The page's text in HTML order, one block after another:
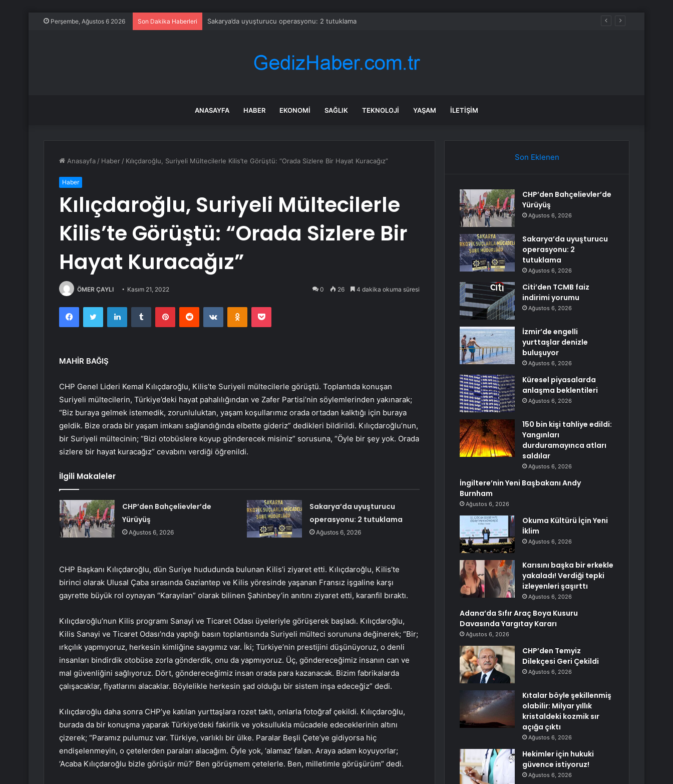
Perşembe, Ağustos 6 2026 Son Dakika Haberleri Sakarya’da uyuşturucu operasyonu: 2 tutuklama
ANASAYFA HABER EKONOMI SAĞLIK TEKNOLOJI YAŞAM İLETIŞIM
Anasayfa / Haber / Kılıçdaroğlu, Suriyeli Mültecilerle Kilis’te Görüştü: “Orada Sizlere Bir Hayat Kuracağız”
Haber
Kılıçdaroğlu, Suriyeli Mültecilerle
Kilis’te Görüştü: “Orada Sizlere Bir
Hayat Kuracağız”
ÖMER ÇAYLI Kasım 21, 2022 0 26 4 dakika okuma süresi
FacebookTwitter LinkedInTumblr PinterestReddit VKontakteOdnoklassniki
Pocket
MAHİR BAĞIŞ
CHP Genel Lideri Kemal Kılıçdaroğlu, Kilis’te Suriyeli mültecilerle görüştü. Toplantıda konuşan
Suriyeli mültecilerin, Türkiye’deki hayat pahalılığından ve Zafer Partisi’nin söylemlerinden yakınarak;
“Biz buraya gelmek istemedik, zorunluluktan, yaşam koşullarımız orada ortadan kalktığı için buraya
geldik. Bize orada bir yaşam imkanı sağlandığında elbette gideriz” dedikleri bildirildi. Kılıçdaroğlu’nun,
bir Suriyeli mültecinin; “Bizi otobüslere koyup gönderecek misiniz” sorusuna, “Öyle bir şey yok. Orada
sizlere bir hayat kuracağız” cevabını verdiği öğrenildi.
İlgili Makaleler
CHP’den Bahçelievler’de
Yürüyüş
Ağustos 6, 2026
Sakarya’da uyuşturucu
operasyonu: 2 tutuklama
Ağustos 6, 2026
CHP Başkanı Kılıçdaroğlu, dün Suriye hududunda bulunan Kilis’i ziyaret etti. Kılıçdaroğlu, Kilis’te
birinci olarak Ulusal Çaba sırasında Gaziantep ve Kilis yöresinde yaşanan Fransız işgaline karşı
gayrette büyük rol oynayan “Karayılan” olarak bilinen Şahinbey’in anıtını ziyaret etti, karanfil bıraktı.
Kılıçdaroğlu’nun Kilis programı Sanayi ve Ticaret Odası üyeleriyle görüşerek başladı. Kılıçdaroğlu,
Kilis Sanayi ve Ticaret Odası’nda yaptığı basın toplantısında Suriyeli mülteci sorununa değinerek; “Bir;
ırkçılık yapmıyoruz, herkesin kimliğine saygımız var. İki; Türkiye’nin prestijini düşünüyoruz, o denli
insanları bindirdik otobüse zorla gönderdik, onu da yapmıyoruz. Üç, göndereceğimiz insanın can ve
mal güvenliğini sağlıyoruz. Dört, göndereceğimiz insan orada para kazanacak. Bizim fabrikalarda
çalışacaklar, fiyatlarını alacaklar. Böylelikle herkesin şad olduğu bir sistem inşa edeceğiz” dedi.
Kılıçdaroğlu daha sonra CHP’ye katılan yurttaşlara rozet taktı, onlarla fotoğraf çekildi. Kılıçdaroğlu,
burada da bir konuşma yaparak Türkiye’deki fakirlik ve yoksullukla mücadele edeceklerinin altını
çizerek; “Paramız pulumuz var. Türkiye, varlıklı bir ülke. Paralar Beşli Çete’ye gidiyorsa hiç
endişelenmeyin, o çetelerden paraları alacağım. Öyle yok, ‘alamaz’ falan. Araya adam koyuyorlar;
‘Acaba Kılıçdaroğlu bizle görüşür mü?’ Ben görüşmem çetelerle. Ben, milletimle görüşürüm” dedi.
Son Eklenen
CHP’den Bahçelievler’de
Yürüyüş
Ağustos 6, 2026
Sakarya’da uyuşturucu
operasyonu: 2
tutuklama
Ağustos 6, 2026
Citi’den TCMB faiz
indirimi yorumu
Ağustos 6, 2026
İzmir’de engelli
yurttaşlar denizle
buluşuyor
Ağustos 6, 2026
Küresel piyasalarda
anlaşma beklentileri
Ağustos 6, 2026
150 bin kişi tahliye edildi:
Yangınları
durduramayınca atları
saldılar
Ağustos 6, 2026
İngiltere’nin Yeni Başbakanı Andy
Burnham
Ağustos 6, 2026
Okuma Kültürü İçin Yeni
İklim
Ağustos 6, 2026
Karısını başka bir erkekle
yakaladı! Verdiği tepki
izleyenleri şaşırttı
Ağustos 6, 2026
Adana’da Sıfır Araç Boya Kusuru
Davasında Yargıtay Kararı
Ağustos 6, 2026
CHP’den Temyiz
Dilekçesi Geri Çekildi
Ağustos 6, 2026
Kıtalar böyle şekillenmiş
olabilir: Milyar yıllık
kristaldeki kozmik sır
açığa çıktı
Ağustos 6, 2026
Hekimler için hukuki
güvence istiyoruz!
Ağustos 6, 2026